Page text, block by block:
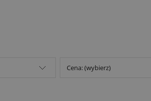
Cena: (wybierz)